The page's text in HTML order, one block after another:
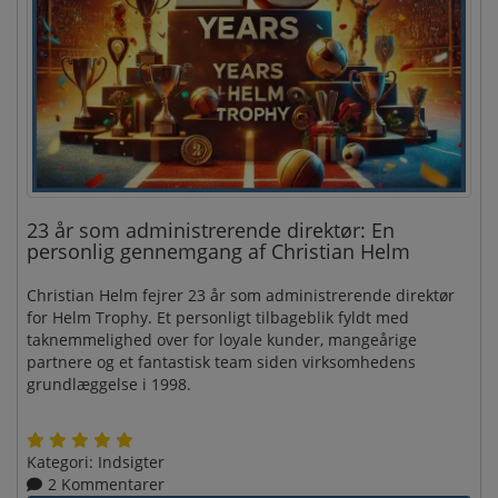
23 år som administrerende direktør: En
personlig gennemgang af Christian Helm
Christian Helm fejrer 23 år som administrerende direktør
for Helm Trophy. Et personligt tilbageblik fyldt med
taknemmelighed over for loyale kunder, mangeårige
partnere og et fantastisk team siden virksomhedens
grundlæggelse i 1998.
Kategori: Indsigter
2 Kommentarer